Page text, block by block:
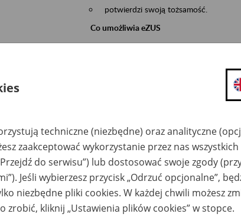
potwierdzi swoją tożsamość.
Co umożliwia eZUS
wgląd do danych zgromadzonych w
składanie wniosków i otrzymywanie
zadawanie pytań i otrzymywanie
Jeśli jesteś osobą ubezpieczoną (np.
możesz sprawdzić swoje dane
masz dostęp do informacji o stanie
masz dostęp do informacji o
Jeśli jesteś płatnikiem składek (np.
możesz skorzystać z aplikacji
techniczne (niezbędne) oraz analityczne
zaakceptować wykorzystanie przez nas
do serwisu”) lub dostosować swoje zgody
Jeśli wybierzesz przycisk „Odrzuć opcjonalne”,
niezbędne pliki cookies. W każdej chwili możesz
zrobić, kliknij „Ustawienia plików cookies” w stopce.